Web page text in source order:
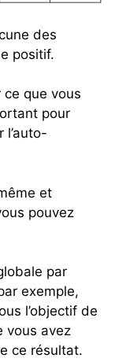
des
positif.
ce que vous
pour
l’auto-
et
pouvez
par
exemple,
l’objectif de
vous avez
ce résultat.